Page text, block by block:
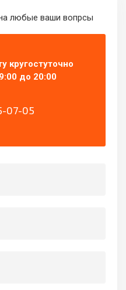
любые ваши вопрсы
кругостуточно
до 20:00
07-05